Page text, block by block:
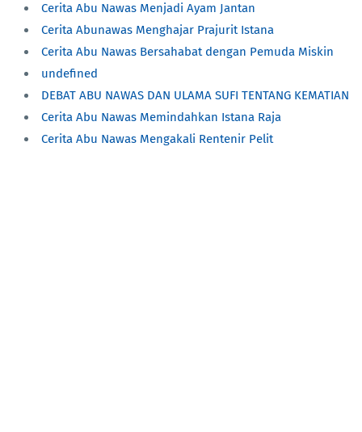
Cerita Abu Nawas Menjadi Ayam Jantan
Cerita Abunawas Menghajar Prajurit Istana
Cerita Abu Nawas Bersahabat dengan Pemuda Miskin
undefined
DEBAT ABU NAWAS DAN ULAMA SUFI TENTANG KEMATIAN
Cerita Abu Nawas Memindahkan Istana Raja
Cerita Abu Nawas Mengakali Rentenir Pelit